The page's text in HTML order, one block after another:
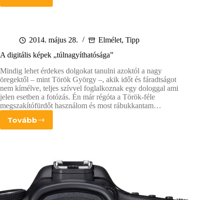
Kompozíciós
trükkök
2014. május 28. Elmélet, Tipp
A digitális képek „túlnagyíthatósága”
Mindig lehet érdekes dolgokat tanulni azoktól a nagy
öregektől – mint Török György –, akik időt és fáradtságot
nem kímélve, teljes szívvel foglalkoznak egy dologgal ami
jelen esetben a fotózás. Én már régóta a Török-féle
megszakítófürdőt használom és most rábukkantam…
Tovább
A